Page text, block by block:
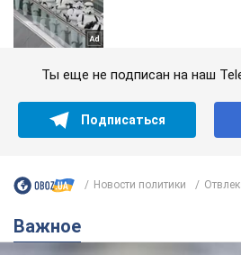
Ты еще не подписан на наш
Подписаться
Новости политики
Важное